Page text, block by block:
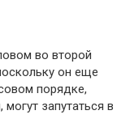
во второй
он еще
порядке,
запутаться в